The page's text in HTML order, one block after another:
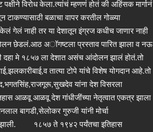
विरोध केला.त्यांचं म्हणणं होतं की अहिंसक मार्गानं
बळाचा वापर करतील गोळ्या
गेलं नाही तर या देशातून इंग्रज कधीच जाणार नाही
छेडलं.आठ अॉगष्टला प्रस्ताव पारित झाला व नऊ
मे १८५७ ला देशात असंच आंदोलन झालं होतं.तो
तात्या टोपे यांचे विशेष योगदान आहे.तो
यांना देश विसरला
आळवू आळवू देश गांधीजींच्या नेतृत्वात एकत्र झाला
बागडी,सेलोकर गुरुजी यांनी मोर्चा
झाली. १८५७ ते १९४२ पर्यंतचा इतिहास